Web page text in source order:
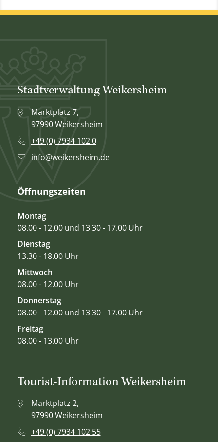
Stadtverwaltung Weikersheim
Marktplatz 7,
97990 Weikersheim
+49 (0) 7934 102 0
info@weikersheim.de
Öffnungszeiten
Montag
08.00 - 12.00 und 13.30 - 17.00 Uhr
Dienstag
13.30 - 18.00 Uhr
Mittwoch
08.00 - 12.00 Uhr
Donnerstag
08.00 - 12.00 und 13.30 - 17.00 Uhr
Freitag
08.00 - 13.00 Uhr
Tourist-Information Weikersheim
Marktplatz 2,
97990 Weikersheim
+49 (0) 7934 102 55